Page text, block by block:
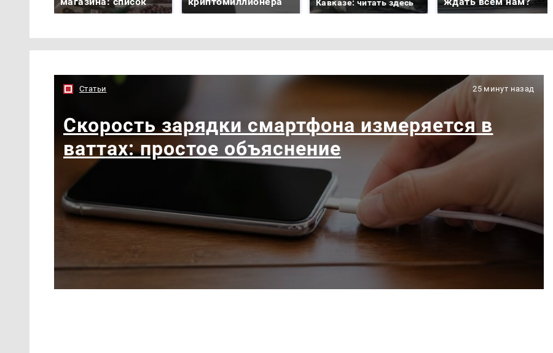
Кавказе: читать здесь
Статьи 25 минут назад
Скорость зарядки смартфона измеряется в
ваттах: простое объяснение